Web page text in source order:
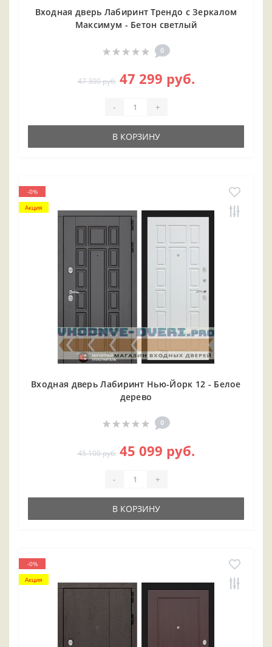
Входная дверь Лабиринт Трендо с Зеркалом
Максимум - Бетон светлый
0
47 300 руб. 47 299 руб.
- +
В КОРЗИНУ
-0%
Акция
Входная дверь Лабиринт Нью-Йорк 12 - Белое
дерево
0
45 100 руб. 45 099 руб.
- +
В КОРЗИНУ
-0%
Акция